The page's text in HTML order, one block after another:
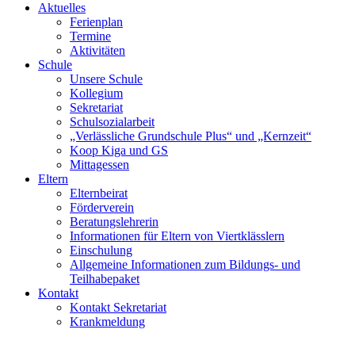
Aktuelles
Ferienplan
Termine
Aktivitäten
Schule
Unsere Schule
Kollegium
Sekretariat
Schulsozialarbeit
„Verlässliche Grundschule Plus“ und „Kernzeit“
Koop Kiga und GS
Mittagessen
Eltern
Elternbeirat
Förderverein
Beratungslehrerin
Informationen für Eltern von Viertklässlern
Einschulung
Allgemeine Informationen zum Bildungs- und
Teilhabepaket
Kontakt
Kontakt Sekretariat
Krankmeldung